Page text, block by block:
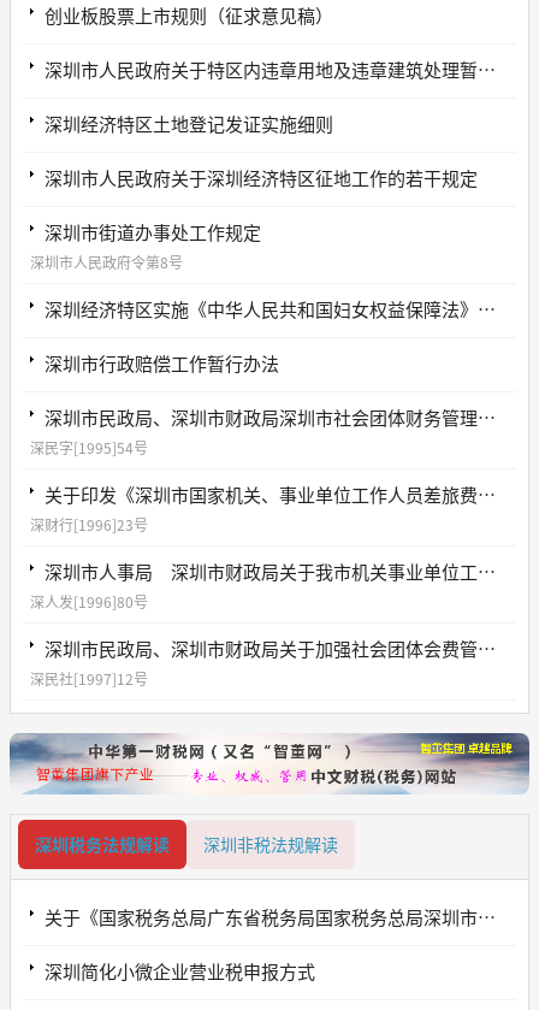
创业板股票上市规则（征求意见稿）
深圳市人民政府关于特区内违章用地及违章建筑处理暂行办法
深圳经济特区土地登记发证实施细则
深圳市人民政府关于深圳经济特区征地工作的若干规定
深圳市街道办事处工作规定
深圳市人民政府令第8号
深圳经济特区实施《中华人民共和国妇女权益保障法》若干规定
深圳市行政赔偿工作暂行办法
深圳市民政局、深圳市财政局深圳市社会团体财务管理规定
深民字[1995]54号
关于印发《深圳市国家机关、事业单位工作人员差旅费开支的规定》的通知
深财行[1996]23号
深圳市人事局 深圳市财政局关于我市机关事业单位工资制度改革后工作人员假期工资待遇问题的通知
深人发[1996]80号
深圳市民政局、深圳市财政局关于加强社会团体会费管理有关问题的通知
深民社[1997]12号
深圳税务法规解读 深圳非税法规解读
关于《国家税务总局广东省税务局国家税务总局深圳市税务局 广东省财政厅广东省水利厅关于进一步加强水资源税征管有关事项的公告》的解读
深圳简化小微企业营业税申报方式